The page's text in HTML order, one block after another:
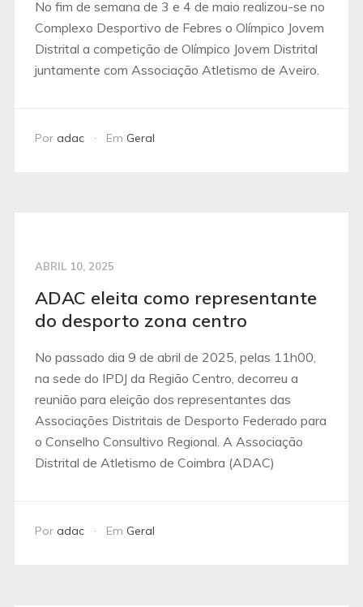
No fim de semana de 3 e 4 de maio realizou-se no
Complexo Desportivo de Febres o Olímpico Jovem
Distrital a competição de Olímpico Jovem Distrital
juntamente com Associação Atletismo de Aveiro.
Por adac Em Geral
ABRIL 10, 2025
ADAC eleita como representante
do desporto zona centro
No passado dia 9 de abril de 2025, pelas 11h00,
na sede do IPDJ da Região Centro, decorreu a
reunião para eleição dos representantes das
Associações Distritais de Desporto Federado para
o Conselho Consultivo Regional. A Associação
Distrital de Atletismo de Coimbra (ADAC)
Por adac Em Geral